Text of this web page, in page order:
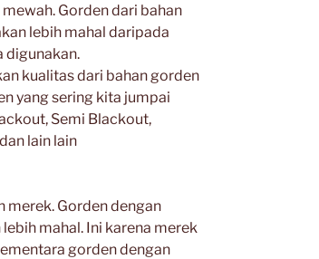
Gorden dari bahan
lebih mahal daripada
digunakan.
kualitas dari bahan gorden
yang sering kita jumpai
Semi Blackout,
lain lain
merek. Gorden dengan
mahal. Ini karena merek
gorden dengan